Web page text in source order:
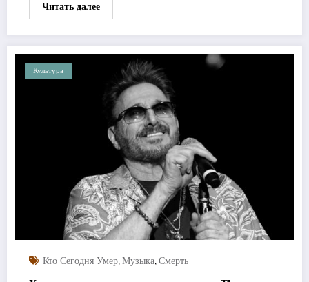
Читать далее
Культура
Кто Сегодня Умер, Музыка, Смерть